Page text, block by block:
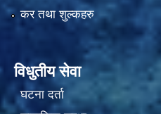
कर तथा शुल्कहरु
विधुतीय सेवा
घटना दर्ता